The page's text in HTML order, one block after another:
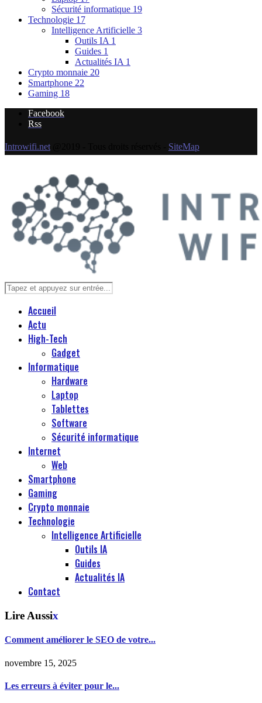
Sécurité informatique 19
Technologie 17
Intelligence Artificielle 3
Outils IA 1
Guides 1
Actualités IA 1
Crypto monnaie 20
Smartphone 22
Gaming 18
Facebook
Rss
Introwifi.net SiteMap
Accueil
Actu
High-Tech
Gadget
Informatique
Hardware
Laptop
Tablettes
Software
Sécurité informatique
Internet
Web
Smartphone
Gaming
Crypto monnaie
Technologie
Intelligence Artificielle
Outils IA
Guides
Actualités IA
Contact
Lire Aussix
Comment améliorer le SEO de votre...
novembre 15, 2025
Les erreurs à éviter pour le...